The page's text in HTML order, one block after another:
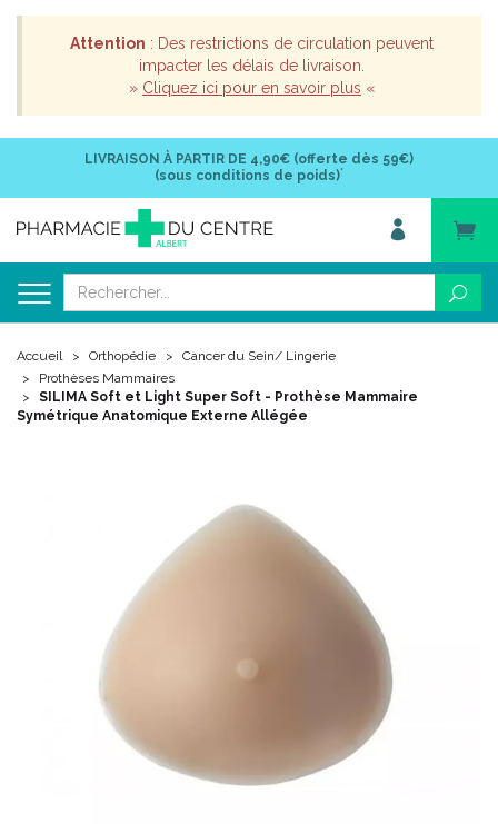
Attention : Des restrictions de circulation peuvent
impacter les délais de livraison.
» Cliquez ici pour en savoir plus «
LIVRAISON À PARTIR DE 4,90€ (offerte dès 59€)
(sous conditions de poids)*
Accueil Orthopédie
Cancer du Sein/ Lingerie
Prothèses Mammaires
SILIMA Soft et Light Super Soft - Prothèse Mammaire
Symétrique Anatomique Externe Allégée